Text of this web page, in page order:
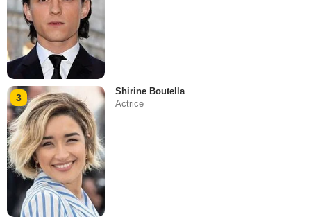
3
Shirine Boutella
Actrice